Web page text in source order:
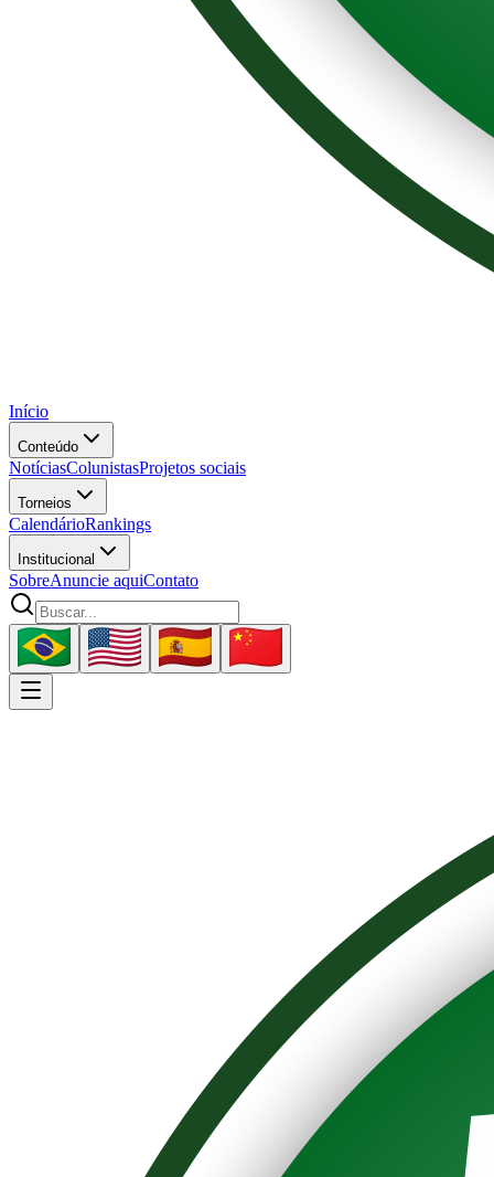
Início
Conteúdo
NotíciasColunistasProjetos sociais
Torneios
CalendárioRankings
Institucional
SobreAnuncie aquiContato